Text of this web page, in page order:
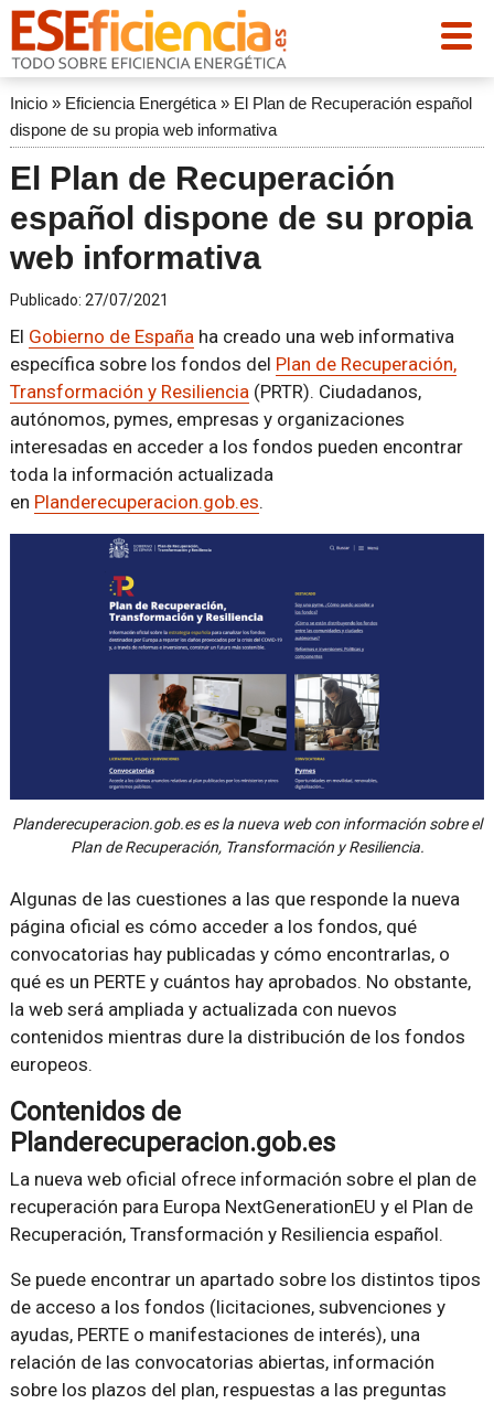
Inicio» Eficiencia Energética» El Plan de Recuperación español
dispone de su propia web informativa
El Plan de Recuperación
español dispone de su propia
web informativa
Publicado: 27/07/2021
El Gobierno de Españaha creado una web informativa
específica sobre los fondos del Plan de Recuperación,
Transformación y Resiliencia(PRTR). Ciudadanos,
autónomos, pymes, empresas y organizaciones
interesadas en acceder a los fondos pueden encontrar
toda la información actualizada
en Planderecuperacion.gob.es.
Planderecuperacion.gob.es es la nueva web con información sobre el
Plan de Recuperación, Transformación y Resiliencia.
Algunas de las cuestiones a las que responde la nueva
página oficial es cómo acceder a los fondos, qué
convocatorias hay publicadas y cómo encontrarlas, o
qué es un PERTE y cuántos hay aprobados. No obstante,
la web será ampliada y actualizada con nuevos
contenidos mientras dure la distribución de los fondos
europeos.
Contenidos de
Planderecuperacion.gob.es
La nueva web oficial ofrece información sobre el plan de
recuperación para Europa NextGenerationEU y el Plan de
Recuperación, Transformación y Resiliencia español.
Se puede encontrar un apartado sobre los distintos tipos
de acceso a los fondos (licitaciones, subvenciones y
ayudas, PERTE o manifestaciones de interés), una
relación de las convocatorias abiertas, información
sobre los plazos del plan, respuestas a las preguntas